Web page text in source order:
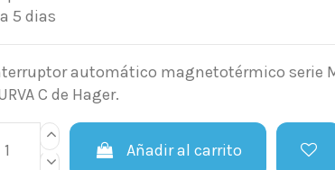
5 dias
automático magnetotérmico serie
C de Hager.
Añadir al carrito